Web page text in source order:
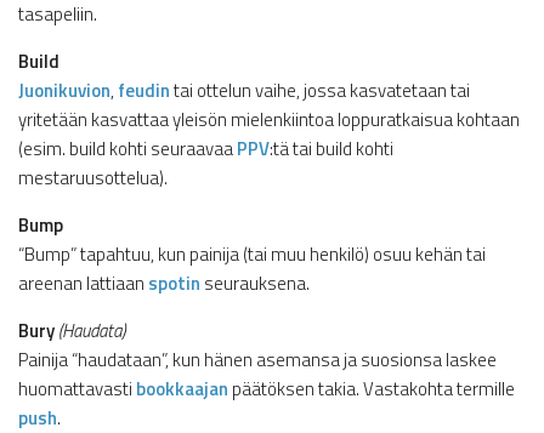
tasapeliin.
Build
Juonikuvion, feudintai ottelun vaihe, jossa kasvatetaan tai
yritetään kasvattaa yleisön mielenkiintoa loppuratkaisua kohtaan
(esim. build kohti seuraavaaPPV:tä tai build kohti
mestaruusottelua).
Bump
“Bump” tapahtuu, kun painija (tai muu henkilö) osuu kehän tai
areenan lattiaan spotin seurauksena.
Bury(Haudata)
Painija “haudataan”, kun hänen asemansa ja suosionsa laskee
huomattavasti bookkaajan päätöksen takia. Vastakohta termille
push.